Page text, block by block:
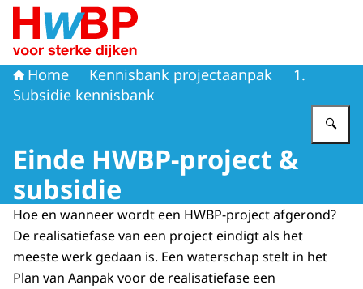
Naar de homepage van
Home Kennisbank projectaanpak
1.
Subsidie kennisbank
Einde HWBP-project &
subsidie
Hoe en wanneer wordt een HWBP-project afgerond?
De realisatiefase van een project eindigt als het
meeste werk gedaan is. Een waterschap stelt in het
Plan van Aanpak voor de realisatiefase een